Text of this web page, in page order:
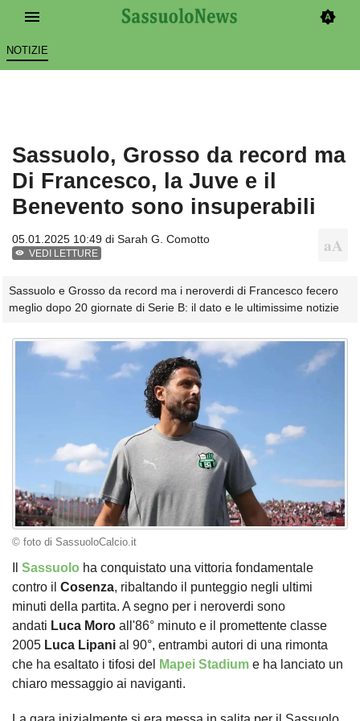
NOTIZIE
Sassuolo, Grosso da record ma
Di Francesco, la Juve e il
Benevento sono insuperabili
05.01.2025 10:49 di Sarah G. Comotto
VEDI LETTURE
Sassuolo e Grosso da record ma i neroverdi di Francesco fecero
meglio dopo 20 giornate di Serie B: il dato e le ultimissime notizie
© foto di SassuoloCalcio.it
Sassuolo ha conquistato una vittoria fondamentale
contro il Cosenza, ribaltando il punteggio negli ultimi
minuti della partita. A segno per i neroverdi sono
andati Luca Moro all'86° minuto e il promettente classe
2005 Luca Lipani al 90°, entrambi autori di una rimonta
che ha esaltato i tifosi del
Mapei Stadium e ha lanciato un
chiaro messaggio ai naviganti.